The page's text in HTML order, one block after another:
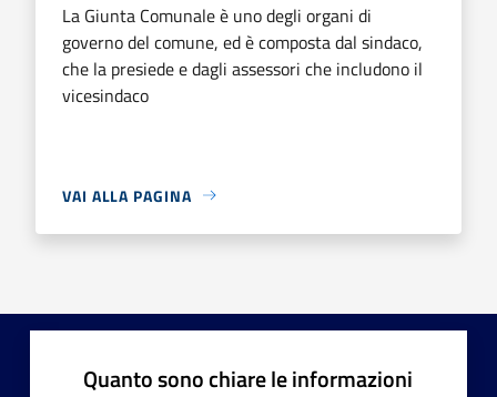
La Giunta Comunale è uno degli organi di
governo del comune, ed è composta dal sindaco,
che la presiede e dagli assessori che includono il
vicesindaco
VAI ALLA PAGINA
Quanto sono chiare le informazioni